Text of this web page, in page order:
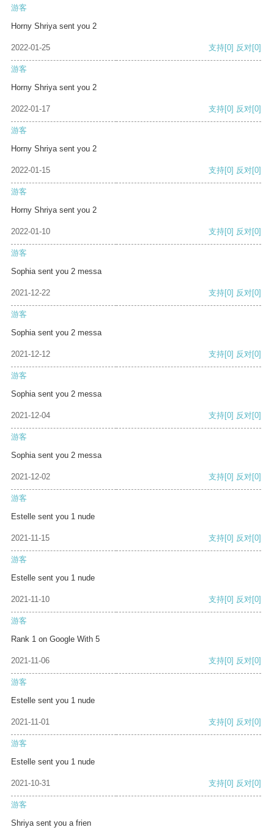
游客
Horny Shriya sent you 2
2022-01-25 支持[0] 反对[0]
游客
Horny Shriya sent you 2
2022-01-17 支持[0] 反对[0]
游客
Horny Shriya sent you 2
2022-01-15 支持[0] 反对[0]
游客
Horny Shriya sent you 2
2022-01-10 支持[0] 反对[0]
游客
Sophia sent you 2 messa
2021-12-22 支持[0] 反对[0]
游客
Sophia sent you 2 messa
2021-12-12 支持[0] 反对[0]
游客
Sophia sent you 2 messa
2021-12-04 支持[0] 反对[0]
游客
Sophia sent you 2 messa
2021-12-02 支持[0] 反对[0]
游客
Estelle sent you 1 nude
2021-11-15 支持[0] 反对[0]
游客
Estelle sent you 1 nude
2021-11-10 支持[0] 反对[0]
游客
Rank 1 on Google With 5
2021-11-06 支持[0] 反对[0]
游客
Estelle sent you 1 nude
2021-11-01 支持[0] 反对[0]
游客
Estelle sent you 1 nude
2021-10-31 支持[0] 反对[0]
游客
Shriya sent you a frien